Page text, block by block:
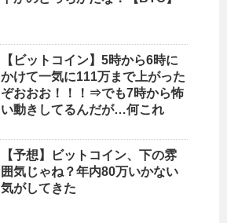
【ビットコイン】5時から6時に
かけて一気に111万まで上がった
ぞおおお！！！⇒でも7時から怖
い動きしてるんだが…何これ
【予想】ビットコイン、下の雰
囲気じゃね？年内80万いかない
気がしてきた